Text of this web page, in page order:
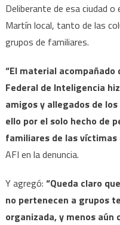
Deliberante de esa ciudad
Martín local, tanto de las
grupos de familiares.
“El material
Federal de Inteligencia
amigos y allegados de
ello por el solo hecho de
familiares de las víctimas
AFI en la denuncia.
Y agregó: “Queda claro
no pertenecen a grupos
organizada, y menos